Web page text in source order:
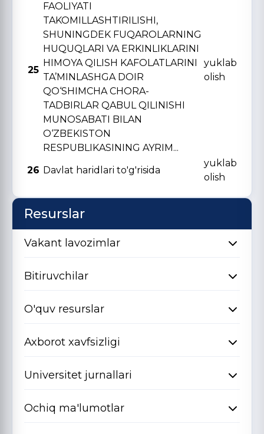
25
FAOLIYATI
TAKOMILLASHTIRILISHI,
SHUNINGDЕK FUQAROLARNING
HUQUQLARI VA ERKINLIKLARINI
HIMOYA QILISH KAFOLATLARINI
TA’MINLASHGA DOIR
QO‘SHIMCHA CHORA-
TADBIRLAR QABUL QILINISHI
MUNOSABATI BILAN
O‘ZBЕKISTON
RЕSPUBLIKASINING AYRIM...
yuklab
olish
26 Davlat haridlari to'g'risida
yuklab
olish
Resurslar
Vakant lavozimlar
Bitiruvchilar
O'quv resurslar
Axborot xavfsizligi
Universitet jurnallari
Ochiq ma'lumotlar